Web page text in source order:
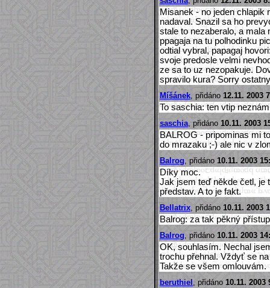
Misanek - no jeden chlapik
nadaval. Snazil sa ho
stale to nezaberalo, a
ppagaja na tu polhodinku
odtial vybral, papagaj
svoje predosle velmi
ze sa to uz nezopakuje.
spravilo kura? Sorry
Míšánek , přidáno 12.11. 2003
To saschia: ten vtip
saschia, přidáno 10.11. 2003
BALROG - pripominas mi
do mrazaku ;-) ale nic v
Balrog , přidáno 10.11. 2003
Díky moc.
Jak jsem teď někde četl, je
představ. A to je fakt.
Bellatrix , přidáno 10.11. 2003
Balrog: za tak pěkný
Balrog , přidáno 10.11. 2003
OK, souhlasím. Nechal
trochu přehnal. Vždyť se
Takže se všem omlouvám.
beruthiel , přidáno 10.11. 2003